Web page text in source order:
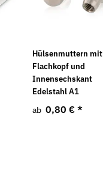
Hülsenmuttern mit
Flachkopf und
Innensechskant
Edelstahl A1
ab 0,80 € *